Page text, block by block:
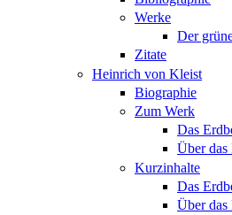
Werke
Der
Zitate
Heinrich von Kleist
Biographie
Zum Werk
Das
Über das
Kurzinhalte
Das
Über das